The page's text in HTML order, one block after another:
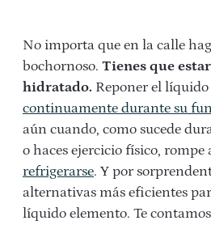
No importa que en la calle
bochornoso. Tienes que
hidratado. Reponer el
continuamente durante su
aún cuando, como sucede
o haces ejercicio físico, rompe
refrigerarse. Y por
alternativas más eficientes
líquido elemento. Te